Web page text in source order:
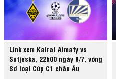
Link xem Kairat Almaty vs
Sutjeska, 22h00 ngày 8/7, vòng
Sơ loại Cúp C1 châu Âu